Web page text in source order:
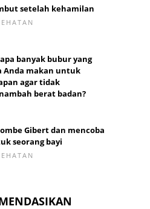
setelah kehamilan
banyak bubur yang
Anda makan untuk
agar tidak
berat badan?
Gibert dan mencoba
seorang bayi